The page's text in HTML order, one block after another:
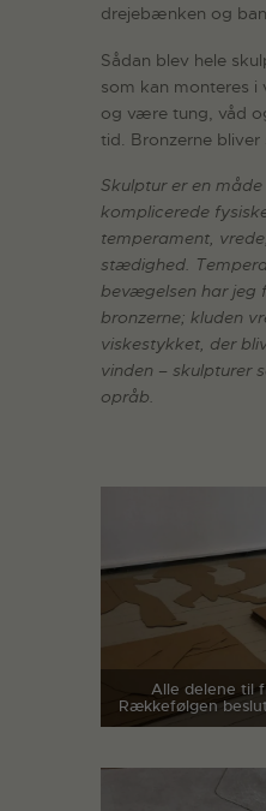
drejebænken og
Sådan blev hele
som kan monteres
og være tung, våd
tid. Bronzerne bliver
Skulptur er en
komplicerede
temperament,
stædighed.
bevægelsen har jeg
bronzerne; kluden
viskestykket, der
vinden – skulpturer
opråb.
Alle delene til
Rækkefølgen